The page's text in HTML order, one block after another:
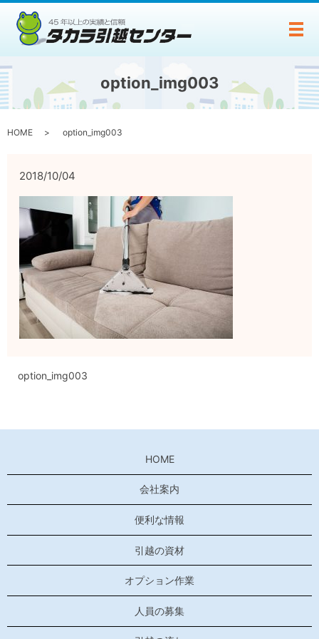
メ
option_img003
HOME option_img003
2018/10/04
option_img003
HOME
会社案内
便利な情報
引越の資材
オプション作業
人員の募集